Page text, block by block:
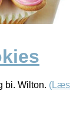
bi. Wilton. (Læs